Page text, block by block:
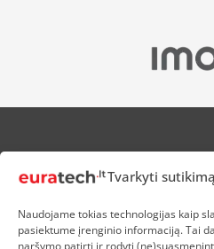
Tvarkyti
Naudojame tokias technologijas kaip
pasiektume įrenginio informaciją. Tai
naršymo patirtį ir rodyti
APIE
NUOLAIDOS
PREKIŲ IR PINIGŲ